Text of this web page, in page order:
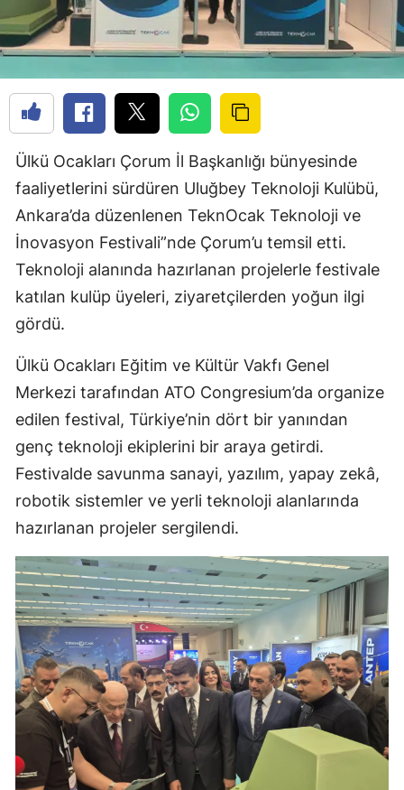
Ülkü Ocakları Çorum İl Başkanlığı bünyesinde
faaliyetlerini sürdüren Uluğbey Teknoloji Kulübü,
Ankara’da düzenlenen TeknOcak Teknoloji ve
İnovasyon Festivali”nde Çorum’u temsil etti.
Teknoloji alanında hazırlanan projelerle festivale
katılan kulüp üyeleri, ziyaretçilerden yoğun ilgi
gördü.
Ülkü Ocakları Eğitim ve Kültür Vakfı Genel
Merkezi tarafından ATO Congresium’da organize
edilen festival, Türkiye’nin dört bir yanından
genç teknoloji ekiplerini bir araya getirdi.
Festivalde savunma sanayi, yazılım, yapay zekâ,
robotik sistemler ve yerli teknoloji alanlarında
hazırlanan projeler sergilendi.